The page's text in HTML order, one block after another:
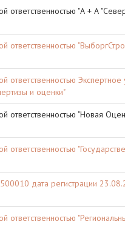
ответственностью "А + А
ответственностью
ответственностью
и оценки"
ответственностью "Новая
ответственностью
дата регистрации
ответственностью